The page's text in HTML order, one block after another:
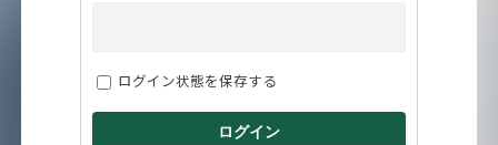
ログイン状態を保存する